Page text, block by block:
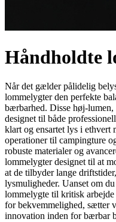
Håndholdte
Når det gælder pålidelig
lommelygter den perfekte
bærbarhed. Disse høj-
designet til både
klart og ensartet lys i
operationer til campingture
robuste materialer og
lommelygter designet til at
at de tilbyder lange
lysmuligheder. Uanset om
lommelygte til kritisk
for bekvemmelighed, sætter
innovation inden for bærbar